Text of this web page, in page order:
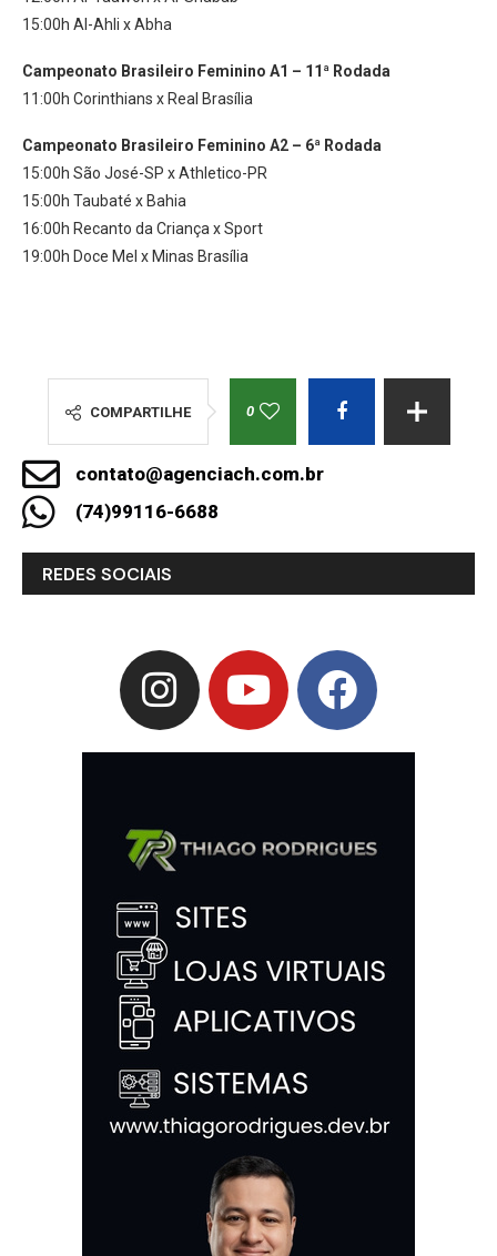
15:00h Al-Ahli x Abha
Campeonato Brasileiro Feminino A1 – 11ª Rodada
11:00h Corinthians x Real Brasília
Campeonato Brasileiro Feminino A2 – 6ª Rodada
15:00h São José-SP x Athletico-PR
15:00h Taubaté x Bahia
16:00h Recanto da Criança x Sport
19:00h Doce Mel x Minas Brasília
COMPARTILHE 0
contato@agenciach.com.br
(74)99116-6688
REDES SOCIAIS